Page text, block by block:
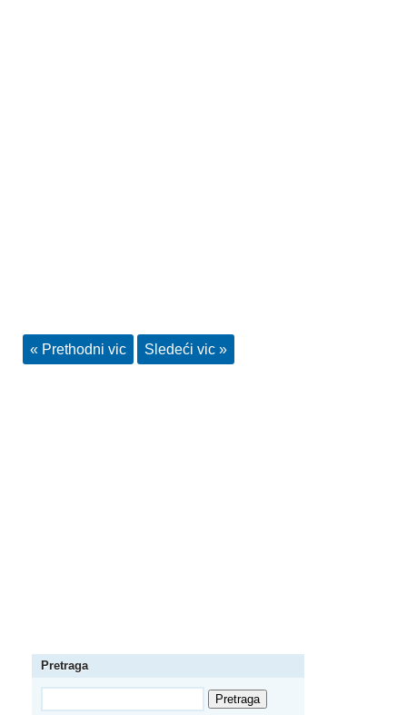
« Prethodni vic Sledeći vic »
Pretraga